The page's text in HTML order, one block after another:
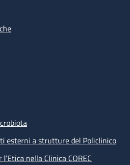
esterni a strutture del Policlinico
nella Clinica COREC